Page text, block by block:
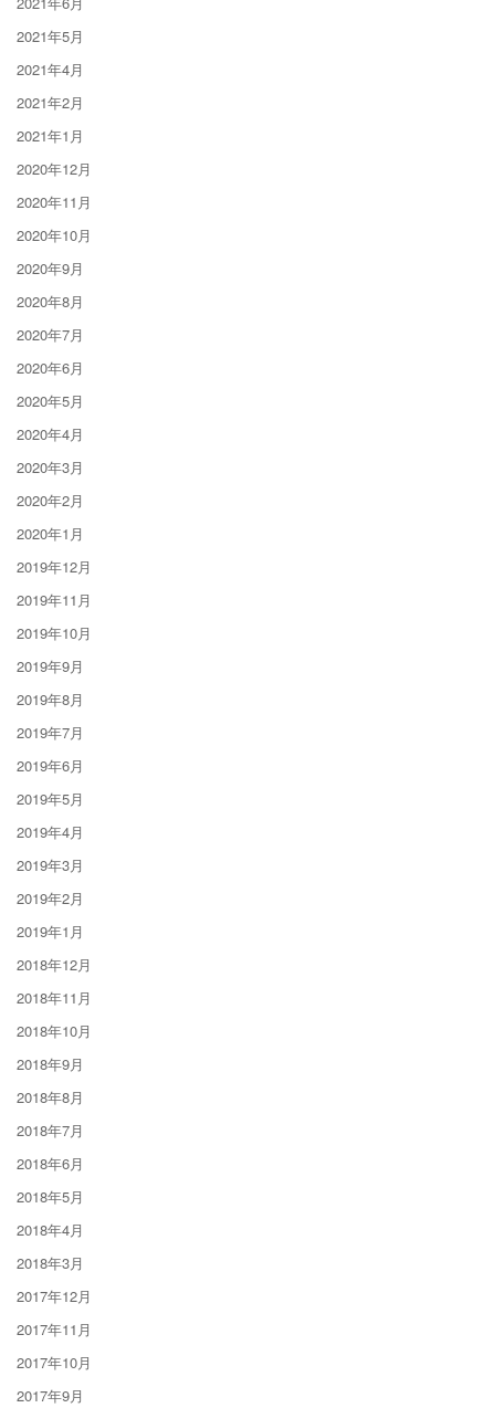
2021年5月
2021年4月
2021年2月
2021年1月
2020年12月
2020年11月
2020年10月
2020年9月
2020年8月
2020年7月
2020年6月
2020年5月
2020年4月
2020年3月
2020年2月
2020年1月
2019年12月
2019年11月
2019年10月
2019年9月
2019年8月
2019年7月
2019年6月
2019年5月
2019年4月
2019年3月
2019年2月
2019年1月
2018年12月
2018年11月
2018年10月
2018年9月
2018年8月
2018年7月
2018年6月
2018年5月
2018年4月
2018年3月
2017年12月
2017年11月
2017年10月
2017年9月